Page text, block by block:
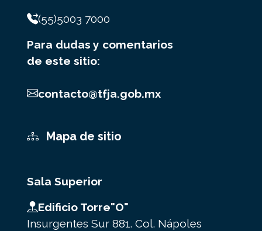
(55)5003 7000
Para dudas y comentarios
de este sitio:
contacto@tfja.gob.mx
Mapa de sitio
Sala Superior
Edificio Torre"O"
Insurgentes Sur 881. Col. Nápoles